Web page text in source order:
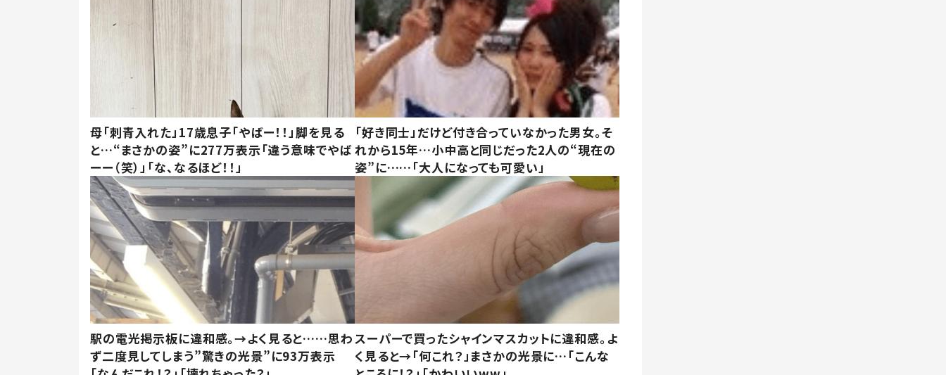
母「刺青入れた」17歳息子「やばー！！」脚を見る
と…“まさかの姿”に277万表示「違う意味でやば
ーー（笑）」「な、なるほど！！」
「好き同士」だけど付き合っていなかった男女。そ
れから15年…小中高と同じだった2人の“現在の
姿”に……「大人になっても可愛い」
駅の電光掲示板に違和感。→よく見ると……思わ
ず二度見してしまう”驚きの光景”に93万表示
スーパーで買ったシャインマスカットに違和感。よ
く見ると→「何これ？」まさかの光景に…「こんな